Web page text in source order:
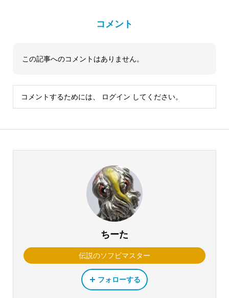
コメント
この記事へのコメントはありません。
コメントするためには、 ログイン してください。
ちーた
伝説のソフビマスター
フォローする